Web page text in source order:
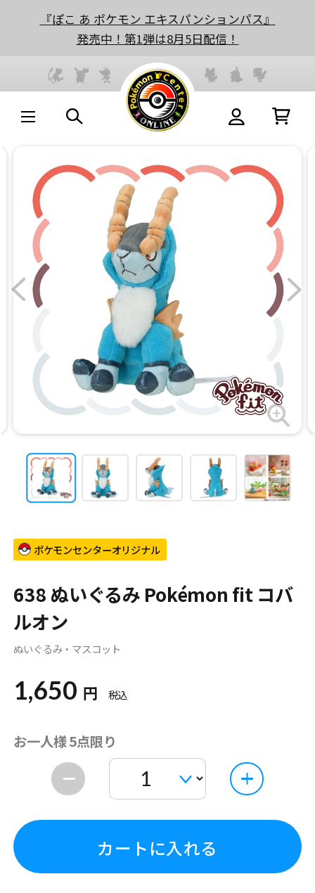
『ぽこ あ ポケモン エキスパンションパス』
発売中！第1弾は8月5日配信！
ポケモンセンターオリジナル
638 ぬいぐるみ Pokémon fit コバ
ルオン
ぬいぐるみ・マスコット
1,650 円 税込
お一人様 5点限り
カートに入れる